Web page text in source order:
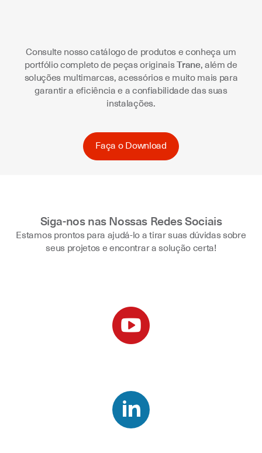
Consulte nosso catálogo de produtos e conheça um
portfólio completo de peças originaisTrane, além de
soluções multimarcas, acessórios e muito mais para
garantir a eficiência e a confiabilidade das suas
instalações.
Faça o Download
Siga-nos nas Nossas Redes Sociais
Estamos prontos para ajudá-lo a tirar suas dúvidas sobre
seus projetos e encontrar a solução certa!